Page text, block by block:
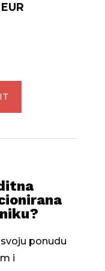
ponudu
i